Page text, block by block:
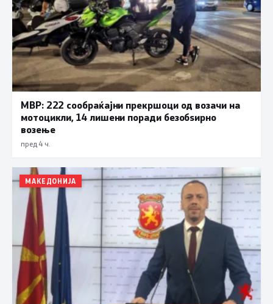
МВР: 222 сообраќајни прекршоци од возачи на
мотоцикли, 14 лишени поради безобѕирно
возење
пред 4 ч.
МАКЕДОНИЈА